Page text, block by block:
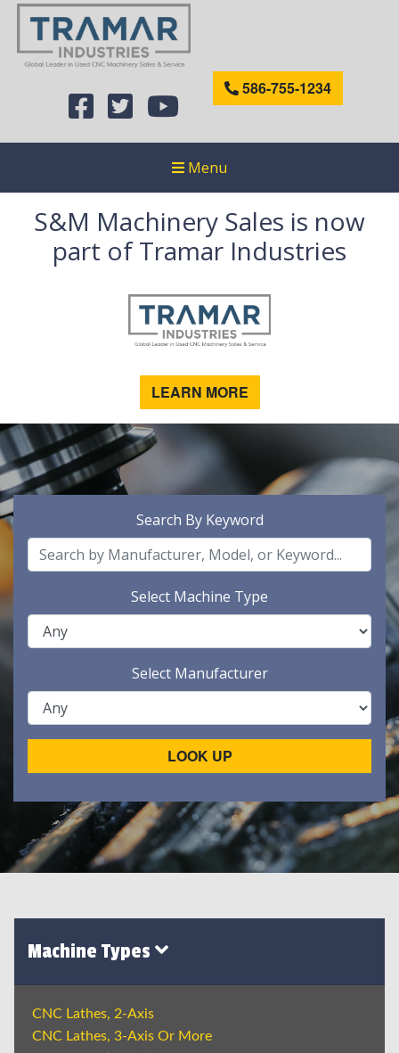
586-755-1234
Menu
S&M Machinery Sales is now
part of Tramar Industries
LEARN MORE
Search By Keyword
Select Machine Type
Select Manufacturer
LOOK UP
Machine Types
CNC Lathes, 2-Axis
CNC Lathes, 3-Axis Or More